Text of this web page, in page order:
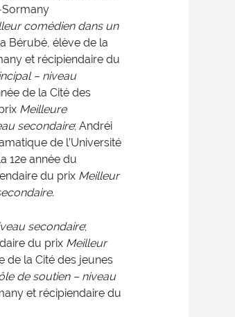
Sormany
comédien dans un
Bérubé, élève de la
et récipiendaire du
– niveau
de la Cité des
Meilleure
secondaire; Andréi
de l’Université
12e année du
du prix Meilleur
.
secondaire;
du prix Meilleur
de la Cité des jeunes
de soutien – niveau
et récipiendaire du